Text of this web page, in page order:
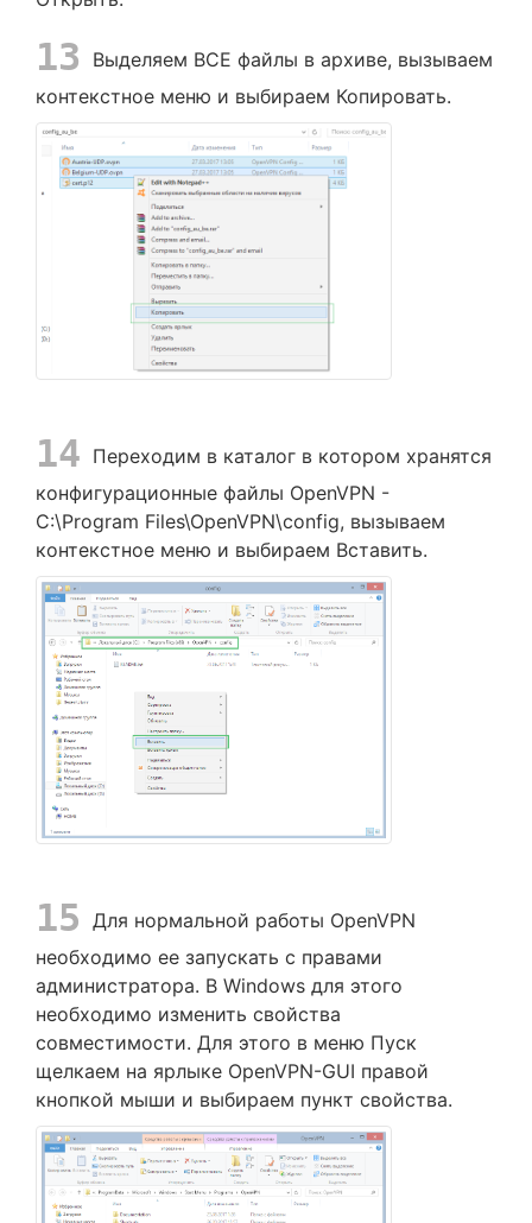
13
Выделяем ВСЕ файлы в архиве, вызываем
контекстное меню и выбираем Копировать.
14 Переходим в каталог в котором хранятся
конфигурационные файлы OpenVPN -
C:\Program Files\OpenVPN\config, вызываем
контекстное меню и выбираем Вставить.
15 Для нормальной работы OpenVPN
необходимо ее запускать с правами
администратора. В Windows для этого
необходимо изменить свойства
совместимости. Для этого в меню Пуск
щелкаем на ярлыке OpenVPN-GUI правой
кнопкой мыши и выбираем пункт свойства.